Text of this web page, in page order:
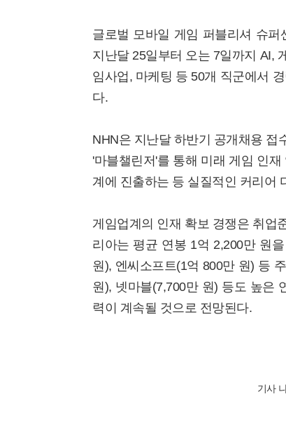
글로벌 모바일 게임 퍼블리셔 슈
지난달 25일부터 오는 7일까지 AI,
임사업, 마케팅 등 50개 직군에서
다.
NHN은 지난달 하반기 공개채용 접
'마블챌린저'를 통해 미래 게임 인
계에 진출하는 등 실질적인 커리어
게임업계의 인재 확보 경쟁은 취업
리아는 평균 연봉 1억 2,200만 원
원), 엔씨소프트(1억 800만 원) 등
원), 넷마블(7,700만 원) 등도 높은
력이 계속될 것으로 전망된다.
기사